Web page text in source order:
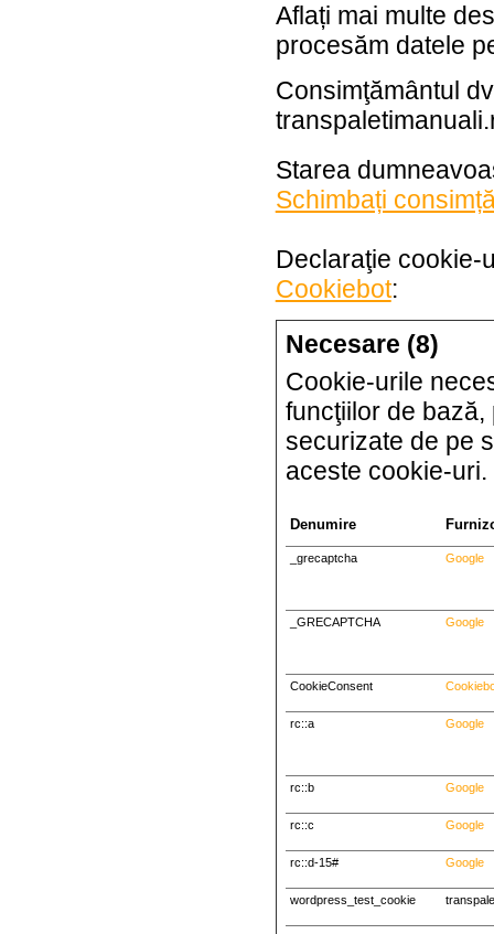
Aflați mai multe
procesăm datele
Consimţământul
Starea
Schimbați
Declaraţie cookie-
Cookiebot:
Necesare (8)
Cookie-urile
funcţiilor de
securizate de pe
aceste cookie-uri.
Denumire
_grecaptcha Google
_GRECAPTCHA Google
CookieConsent
rc::a Google
rc::b Google
rc::c Google
rc::d-15# Google
wordpress_test_cookie